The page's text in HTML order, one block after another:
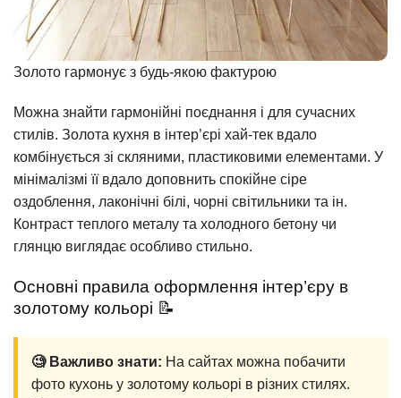
Золото гармонує з будь-якою фактурою
Можна знайти гармонійні поєднання і для сучасних
стилів. Золота кухня в інтер’єрі хай-тек вдало
комбінується зі скляними, пластиковими елементами. У
мінімалізмі її вдало доповнить спокійне сіре
оздоблення, лаконічні білі, чорні світильники та ін.
Контраст теплого металу та холодного бетону чи
глянцю виглядає особливо стильно.
Основні правила оформлення інтер’єру в
золотому кольорі 📝
🧐 Важливо знати: На сайтах можна побачити
фото кухонь у золотому кольорі в різних стилях.